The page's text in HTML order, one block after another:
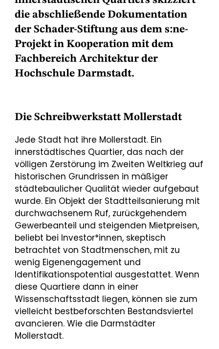
die abschließende Dokumentation
der Schader-Stiftung aus dem s:ne-
Projekt in Kooperation mit dem
Fachbereich Architektur der
Hochschule Darmstadt.
Die Schreibwerkstatt Mollerstadt
Jede Stadt hat ihre Mollerstadt. Ein
innerstädtisches Quartier, das nach der
völligen Zerstörung im Zweiten Weltkrieg auf
historischen Grundrissen in mäßiger
städtebaulicher Qualität wieder aufgebaut
wurde. Ein Objekt der Stadtteilsanierung mit
durchwachsenem Ruf, zurückgehendem
Gewerbeanteil und steigenden Mietpreisen,
beliebt bei Investor*innen, skeptisch
betrachtet von Stadtmenschen, mit zu
wenig Eigenengagement und
Identifikationspotential ausgestattet. Wenn
diese Quartiere dann in einer
Wissenschaftsstadt liegen, können sie zum
vielleicht bestbeforschten Bestandsviertel
avancieren. Wie die Darmstädter
Mollerstadt.